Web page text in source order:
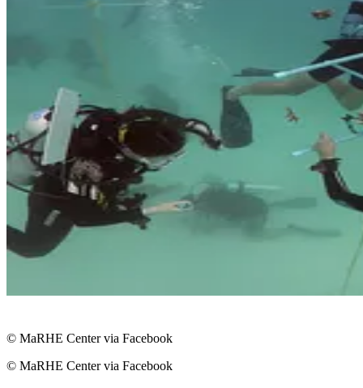
© MaRHE Center via Facebook
© MaRHE Center via Facebook